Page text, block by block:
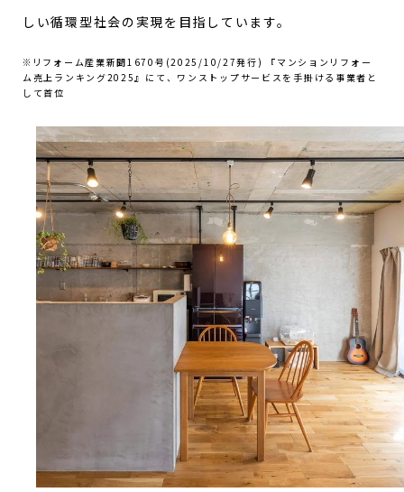
しい循環型社会の実現を目指しています。
※リフォーム産業新聞1670号(2025/10/27発行) 『マンションリフォー
ム売上ランキング2025』にて、ワンストップサービスを手掛ける事業者と
して首位